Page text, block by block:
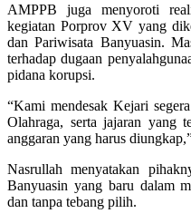
AMPPB juga menyoroti
kegiatan Porprov XV yang
dan Pariwisata Banyuasin.
terhadap dugaan
pidana korupsi.
“Kami mendesak Kejari
Olahraga, serta jajaran yang
anggaran yang harus
Nasrullah menyatakan
Banyuasin yang baru dalam
dan tanpa tebang pilih.